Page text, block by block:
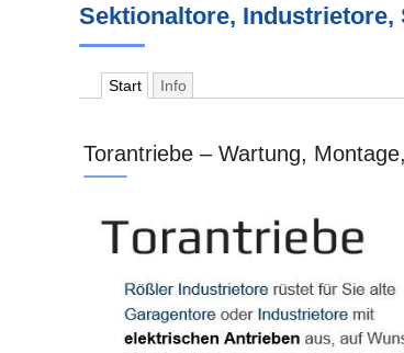
Sektionaltore, Industrietore,
Start Info
Torantriebe – Wartung,